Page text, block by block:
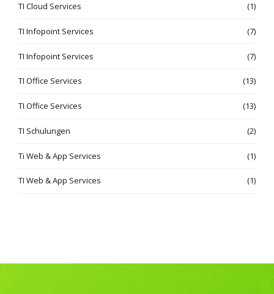
TI Cloud Services (1)
TI Infopoint Services (7)
TI Infopoint Services (7)
TI Office Services (13)
TI Office Services (13)
TI Schulungen (2)
Ti Web & App Services (1)
TI Web & App Services (1)